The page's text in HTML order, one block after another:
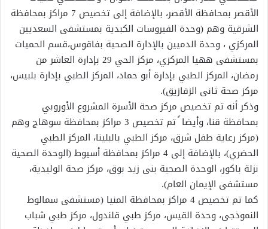
الأقصر بمحافظة الأقصر، بالإضافة إلى تخصيص 7 مراكز بمحافظة
الشرقية وهم (وحدة الفيروسات الكبدية بمستشفى السعديين
المركزي ، وحدة الدميين بالإدارة الصحية بفاقوس،قسم الحميات
بمستشفى ههيا المركزي، مركز الحي 29 بإدارة العاشر من
رمضان، المركز الطبي بإدارة أبو حماد، المركز الطبي بإدارة بلبيس،
مركز صحة ثانى الزقازيق).
وذكر أنه تم تخصيص مركز صحة الأسرة المشروع الأوروبي
بمحافظة قنا، وأيضا ً تم تخصيص 3 مراكز بمحافظة سوهاج وهم
(مركز رعاية طفل شرق، مركز الطبي بالبلينا، المركز الطبي
الحضري)، بالإضافة إلى 4 مراكز بمحافظة أسيوط (الوحدة الصحية
نزلة باكور، الوحدة الصحية بنى زيد بوق، مركز صحة الوليدية،
مستشفى الإيمان العام).
كما تم تخصيص 4 مراكز بمحافظة المنيا (مستشفى سمالوط
النموذجى، وحدة القيس، مركز طبي قلندول، مركز طبي شباب